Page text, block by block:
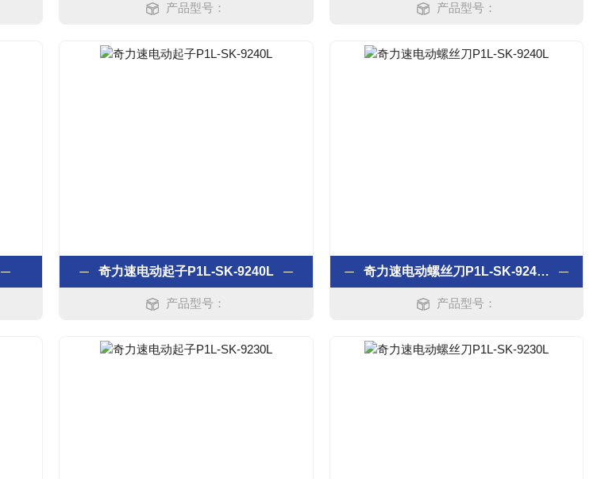
产品型号： 产品型号：
奇力速电动起子P1L-SK-9240L
产品型号：
奇力速电动螺丝刀P1L-SK-9240L
产品型号：